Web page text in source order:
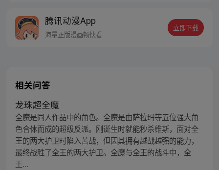
腾讯动漫App
海量正版漫画畅快看
立即下载
相关问答
龙珠超全魔
全魔是同人作品中的角色。全魔是由萨拉玛等五位强大角
色合体而成的超级反派。刚诞生时就能秒杀维斯，面对全
王的两大护卫时陷入苦战，但因其拥有越战越强的能力，
最终战胜了全王的两大护卫。全魔与全王的战斗中，全
王...